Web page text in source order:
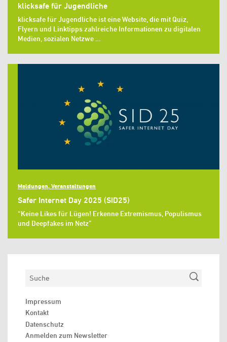
klicksafe für Jugendliche
klicksafe für Jugendliche ist eine Website, die mit Quiz,
Flyern und Linktipps zahlreiche Informationen zu digitalen
Medien, sozialen Netzwe …
Meldungen, Veranstaltungen
Safer Internet Day 2025 (SID25)
“Keine Likes für Lügen! Erkenne Extremismus, Populismus
und Deepfakes im Netz”
Suchen
Impressum
Kontakt
Datenschutz
Anmelden zum Newsletter